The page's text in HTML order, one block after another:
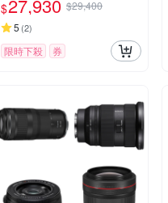
$27,930 $29,400
5 (2)
限時下殺 券